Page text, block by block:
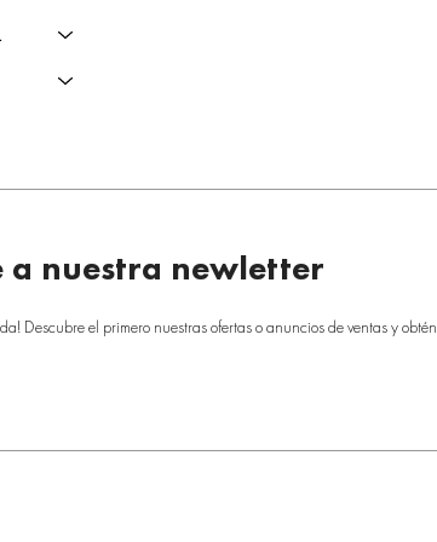
a nuestra newletter
Descubre el primero nuestras ofertas o anuncios de ventas y obtén